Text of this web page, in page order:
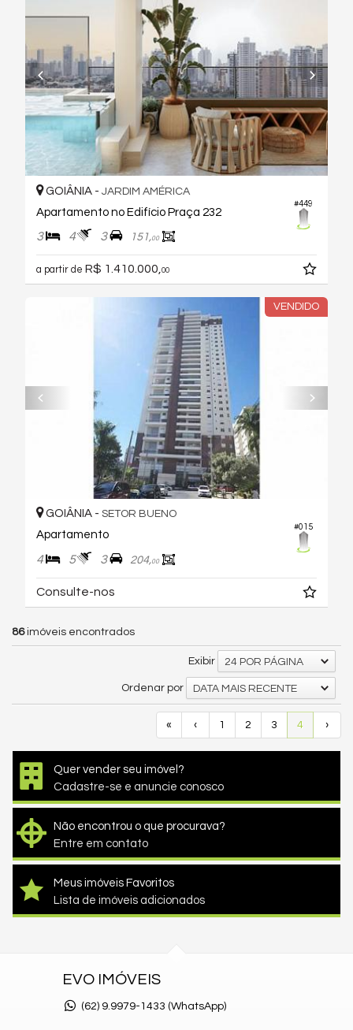
#449
GOIÂNIA - JARDIM AMÉRICA
Apartamento no Edifício Praça 232
3 4 3 151,00
a partir de R$ 1.410.000, 00
VENDIDO
#015
GOIÂNIA - SETOR BUENO
Apartamento
4 5 3 204,00
Consulte-nos
86imóveis encontrados
Exibir 24 POR PÁGINA
Ordenar por DATA MAIS RECENTE
« ‹ 1 2 3 4 ›
Quer vender seu imóvel?
Cadastre-se e anuncie conosco
Não encontrou o que procurava?
Entre em contato
Meus imóveis Favoritos
Lista de imóveis adicionados
EVO IMÓVEIS
(62) 9.9979-1433 (WhatsApp)